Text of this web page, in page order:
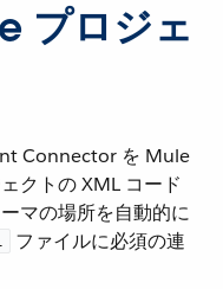
プロジェ
Connector を Mule
クトの XML コード
マの場所を自動的に
​ ファイルに必須の連